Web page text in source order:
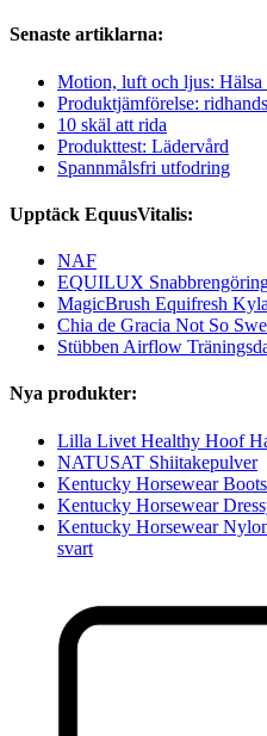
Senaste artiklarna:
Motion, luft och ljus: Hälsa
Produktjämförelse:
10 skäl att rida
Produkttest: Lädervård
Spannmålsfri utfodring
Upptäck EquusVitalis:
NAF
EQUILUX
MagicBrush Equifresh
Chia de Gracia Not So
Stübben Airflow
Nya produkter:
Lilla Livet Healthy Hoof
NATUSAT Shiitakepulver
Kentucky Horsewear
Kentucky Horsewear
Kentucky Horsewear
svart